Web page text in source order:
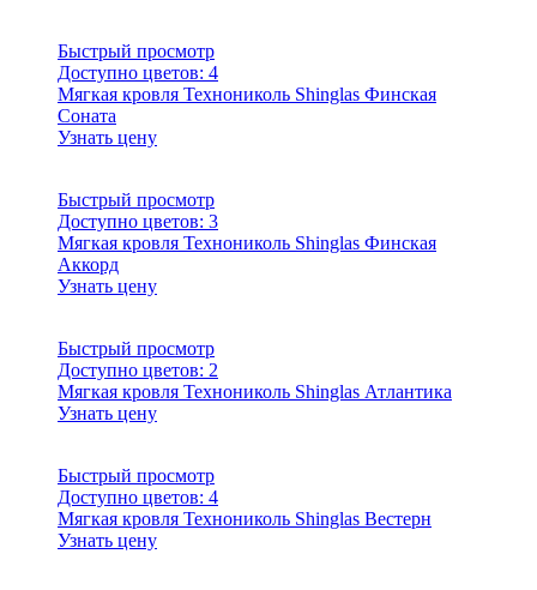
Быстрый просмотр
Доступно цветов: 4
Мягкая кровля Технониколь Shinglas Финская
Соната
Узнать цену
Быстрый просмотр
Доступно цветов: 3
Мягкая кровля Технониколь Shinglas Финская
Аккорд
Узнать цену
Быстрый просмотр
Доступно цветов: 2
Мягкая кровля Технониколь Shinglas Атлантика
Узнать цену
Быстрый просмотр
Доступно цветов: 4
Мягкая кровля Технониколь Shinglas Вестерн
Узнать цену